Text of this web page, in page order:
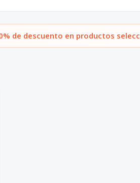
de descuento en productos